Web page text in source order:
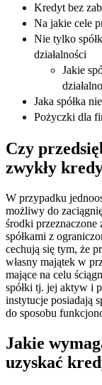
Kredyt bez
Na jakie cele
Nie tylko
działalności
Jakie
Jaka spółka
Pożyczki dla
Czy
zwykły
W przypadku
możliwy do
środki przeznaczone
spółkami z
cechują się tym, że
własny majątek w
mające na celu
spółki tj. jej aktyw i
instytucje posiadają
do sposobu
Jakie
uzyskać